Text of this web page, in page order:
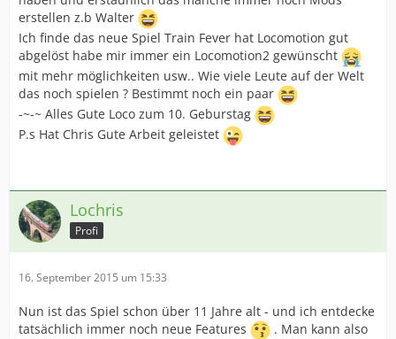
erstellen z.b Walter
Ich finde das neue Spiel Train Fever hat Locomotion gut
abgelöst habe mir immer ein Locomotion2 gewünscht
mit mehr möglichkeiten usw.. Wie viele Leute auf der Welt
das noch spielen ? Bestimmt noch ein paar
-~-~ Alles Gute Loco zum 10. Geburstag
P.s Hat Chris Gute Arbeit geleistet
Lochris
Profi
16. September 2015 um 15:33
Nun ist das Spiel schon über 11 Jahre alt - und ich entdecke
tatsächlich immer noch neue Features
. Man kann also